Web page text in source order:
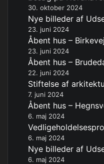
30. oktober 2024
Nye billeder af
23. juni 2024
Åbent hus –
23. juni 2024
Åbent hus –
22. juni 2024
Stiftelse af
7. juni 2024
Åbent hus –
6. maj 2024
6. maj 2024
Nye billeder af
6. maj 2024